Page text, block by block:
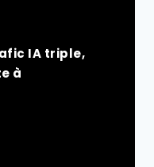
IA triple,
à